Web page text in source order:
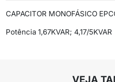
CAPACITOR MONOFÁSICO
Potência 1,67KVAR; 4,17/5KVAR